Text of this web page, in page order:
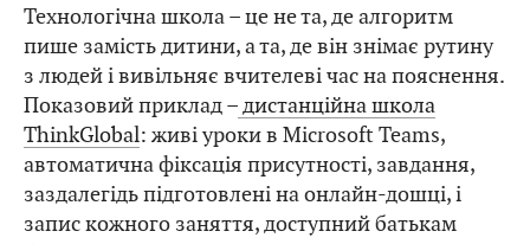
Технологічна школа – це не та, де алгоритм
пише замість дитини, а та, де він знімає рутину
з людей і вивільняє вчителеві час на пояснення.
Показовий приклад –дистанційна школа
ThinkGlobal: живі уроки в Microsoft Teams,
автоматична фіксація присутності, завдання,
заздалегідь підготовлені на онлайн-дошці, і
запис кожного заняття, доступний батькам